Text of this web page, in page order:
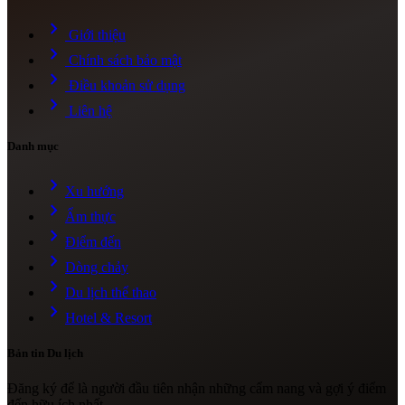
chevron_right Giới thiệu
chevron_right Chính sách bảo mật
chevron_right Điều khoản sử dụng
chevron_right Liên hệ
Danh mục
chevron_right Xu hướng
chevron_right Ẩm thực
chevron_right Điểm đến
chevron_right Dòng chảy
chevron_right Du lịch thể thao
chevron_right Hotel & Resort
Bản tin Du lịch
Đăng ký để là người đầu tiên nhận những cẩm nang và gợi ý điểm